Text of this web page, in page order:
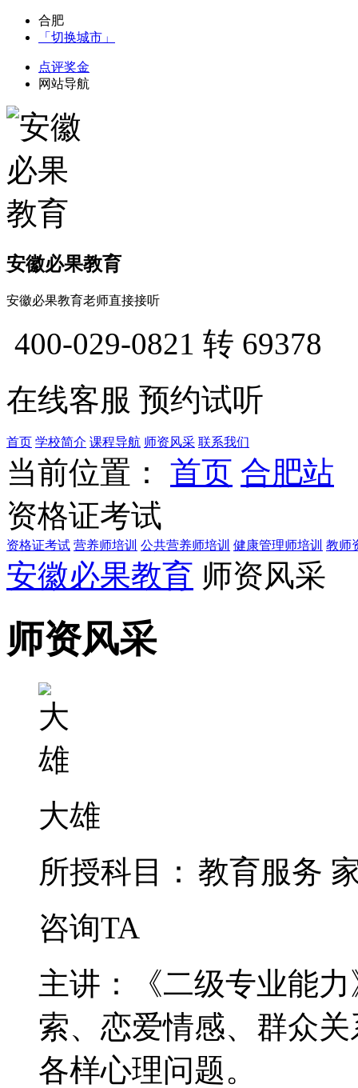
合肥
「切换城市」
点评奖金
网站导航
安徽必果教育
安徽必果教育老师直接接听
400-029-0821 转 69378
在线客服 预约试听
首页 学校简介 课程导航 师资风采 联系我们
当前位置： 首页 合肥站
资格证考试
资格证考试 营养师培训 公共营养师培训 健康管理师培训 教师
安徽必果教育 师资风采
师资风采
大雄
所授科目： 教育服务
咨询TA
主讲：《二级专业能
索、恋爱情感、群众
各样心理问题。